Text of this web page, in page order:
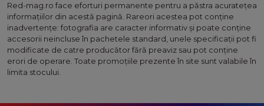
Red-mag.ro face eforturi permanente pentru a păstra acurateţea
informaţiilor din acestă pagină. Rareori acestea pot conţine
inadvertenţe: fotografia are caracter informativ şi poate conţine
accesorii neincluse în pachetele standard, unele specificaţii pot fi
modificate de catre producător fără preaviz sau pot conţine
erori de operare. Toate promoţiile prezente în site sunt valabile în
limita stocului.